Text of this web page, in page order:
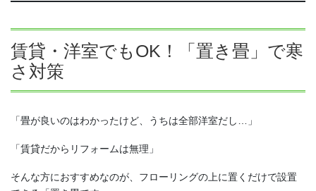
賃貸・洋室でもOK！「置き畳」で寒
さ対策
「畳が良いのはわかったけど、うちは全部洋室だし…」
「賃貸だからリフォームは無理」
そんな方におすすめなのが、フローリングの上に置くだけで設置